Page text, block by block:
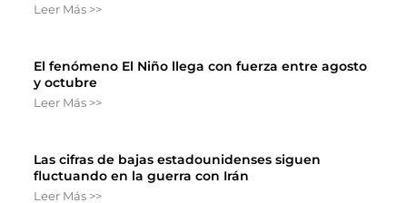
Leer Más >>
El fenómeno El Niño llega con fuerza entre agosto
y octubre
Leer Más >>
Las cifras de bajas estadounidenses siguen
fluctuando en la guerra con Irán
Leer Más >>